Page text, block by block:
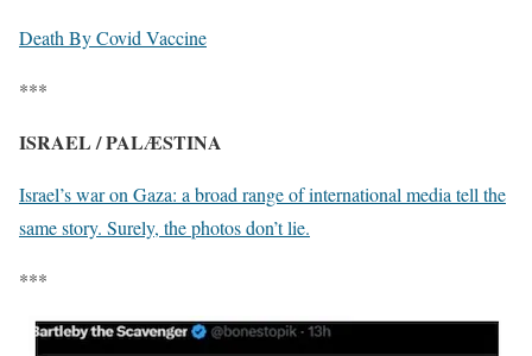
Death By Covid Vaccine
***
ISRAEL / PALÆSTINA
Israel’s war on Gaza: a broad range of international media tell the
same story. Surely, the photos don’t lie.
***